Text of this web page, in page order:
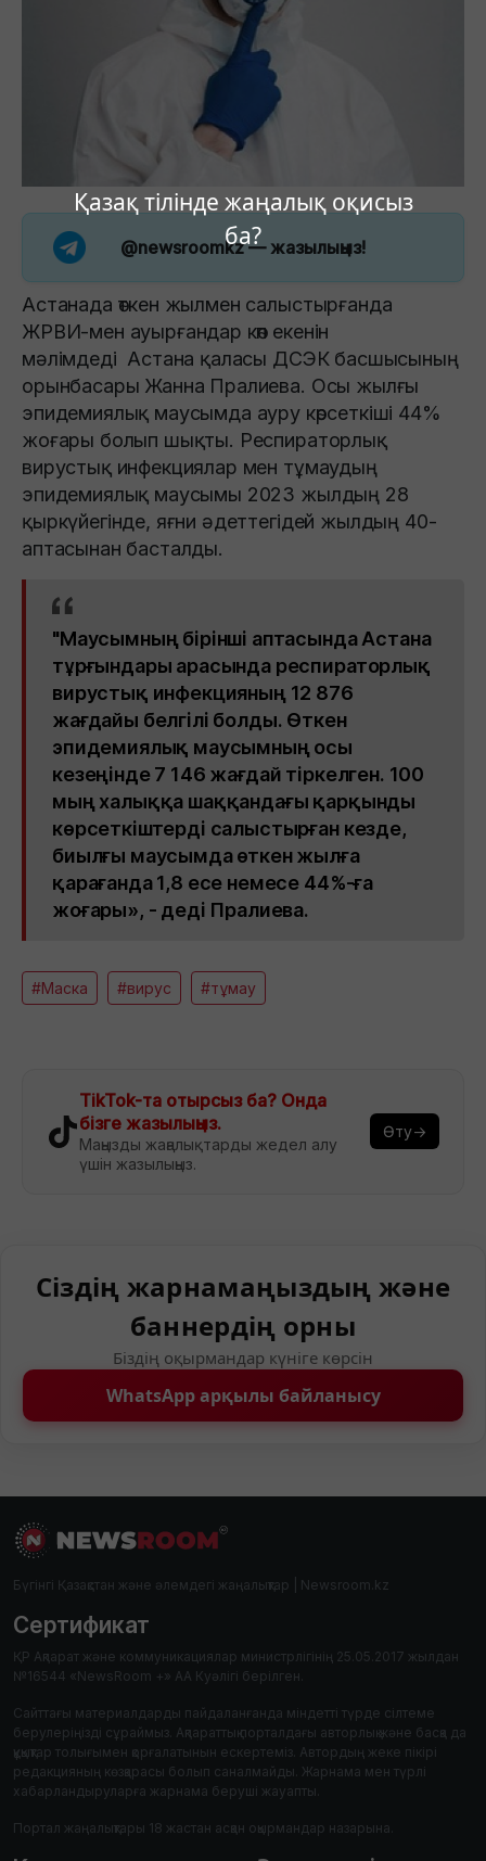
Қазақ тілінде жаңалық оқисыз
ба?
@newsroomkz— жазылыңыз!
Астанада өткен жылмен салыстырғанда
ЖРВИ-мен ауырғандар көп екенін
мәлімдеді Астана қаласы ДСЭК басшысының
орынбасары Жанна Пралиева. Осы жылғы
эпидемиялық маусымда ауру көрсеткіші 44%
жоғары болып шықты. Респираторлық
вирустық инфекциялар мен тұмаудың
эпидемиялық маусымы 2023 жылдың 28
қыркүйегінде, яғни әдеттегідей жылдың 40-
аптасынан басталды.
"Маусымның бірінші аптасында Астана
тұрғындары арасында респираторлық
вирустық инфекцияның 12 876
жағдайы белгілі болды. Өткен
эпидемиялық маусымның осы
кезеңінде 7 146 жағдай тіркелген. 100
мың халыққа шаққандағы қарқынды
көрсеткіштерді салыстырған кезде,
биылғы маусымда өткен жылға
қарағанда 1,8 есе немесе 44%-ға
жоғары», - деді Пралиева.
#Маска #вирус #тұмау
TikTok-та отырсыз ба? Онда
бізге жазылыңыз.
Маңызды жаңалықтарды жедел алу
үшін жазылыңыз.
Өту→
Сіздің жарнамаңыздың және
баннердің орны
Біздің оқырмандар күніге көрсін
WhatsApp арқылы байланысу
Бүгінгі Қазақстан және әлемдегі жаңалықтар | Newsroom.kz
Сертификат
ҚР Ақпарат және коммуникациялар министрлігінің 25.05.2017 жылдан
№16544 «NewsRoom +» АА Куәлігі берілген.
Сайттағы материалдарды пайдаланғанда міндетті түрде сілтеме
берулеріңізді сұраймыз. Ақпараттық порталдағы авторлық және басқа да
құқықтар толығымен қорғалатынын ескертеміз. Автордың жеке пікірі
редакцияның көзқарасы болып саналмайды. Жарнама мен түрлі
хабарландыруларға жарнама беруші жауапты.
Портал жаңалықтары 18 жастан асқан оқырмандар назарына.